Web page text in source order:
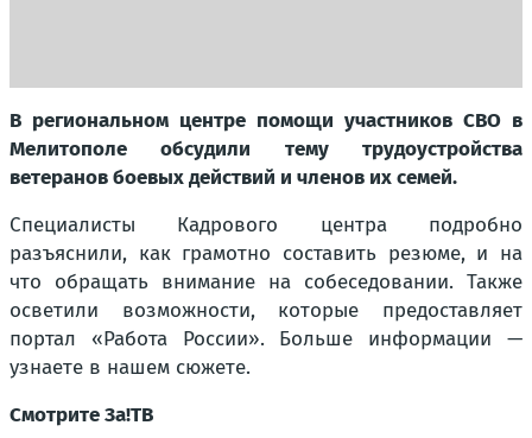
В региональном центре помощи участников СВО в
Мелитополе обсудили тему трудоустройства
ветеранов боевых действий и членов их семей.
Специалисты Кадрового центра подробно
разъяснили, как грамотно составить резюме, и на
что обращать внимание на собеседовании. Также
осветили возможности, которые предоставляет
портал «Работа России». Больше информации —
узнаете в нашем сюжете.
Смотрите За!ТВ